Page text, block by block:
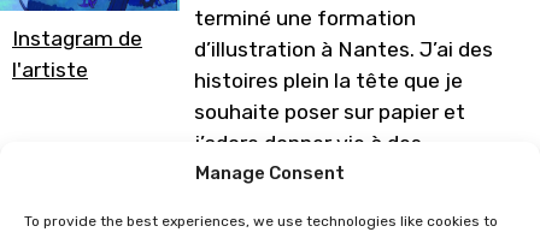
Manage Consent
To provide the best experiences, we use technologies like cookies to
Instagram de
l'artiste
terminé une formation
d’illustration à Nantes. J’ai des
histoires plein la tête que je
souhaite poser sur papier et
j’adore donner vie à des
personnages dans des ambiances